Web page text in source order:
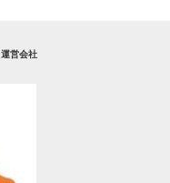
運営会社